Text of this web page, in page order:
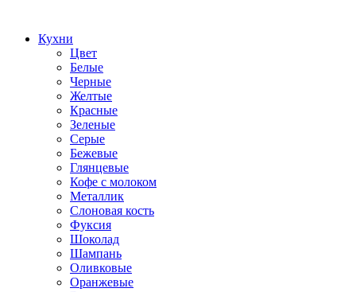
Кухни
Цвет
Белые
Черные
Желтые
Красные
Зеленые
Серые
Бежевые
Глянцевые
Кофе с молоком
Металлик
Слоновая кость
Фуксия
Шоколад
Шампань
Оливковые
Оранжевые